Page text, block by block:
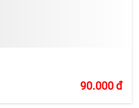
90.000đ